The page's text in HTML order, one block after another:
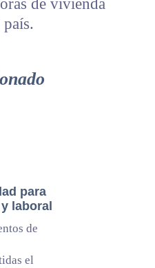
de vivienda
para
laboral
de
el